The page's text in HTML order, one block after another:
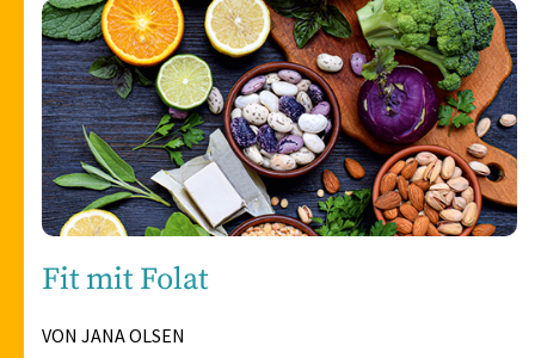
Fit mit Folat
VON JANA OLSEN